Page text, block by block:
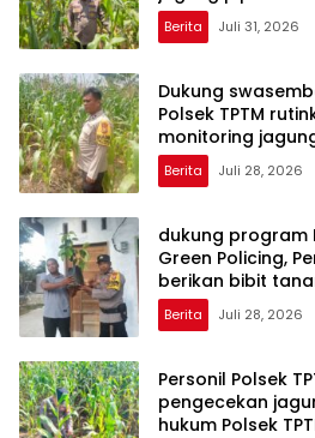
TPTM
Berita Juli 31, 2026
Dukung swasembada pangan, personil
Polsek TPTM
monitoring
Polsek TPTM
Berita Juli 28, 2026
dukung program
Green Policing,
berikan bibit
masyarakat
Berita Juli 28, 2026
Personil Polsek
pengecekan
hukum Polsek